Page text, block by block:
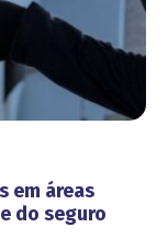
em áreas
do seguro